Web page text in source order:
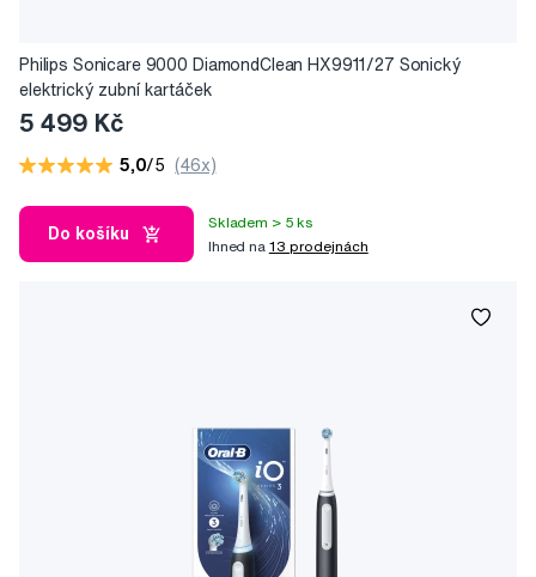
Philips Sonicare 9000 DiamondClean HX9911/27 Sonický
elektrický zubní kartáček
5 499 Kč
5,0/5 (46x)
Do košíku
Skladem > 5 ks
Ihned na 13 prodejnách